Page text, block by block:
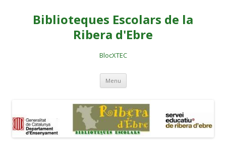
Biblioteques Escolars de la
Ribera d'Ebre
BlocXTEC
Menu Skip
content